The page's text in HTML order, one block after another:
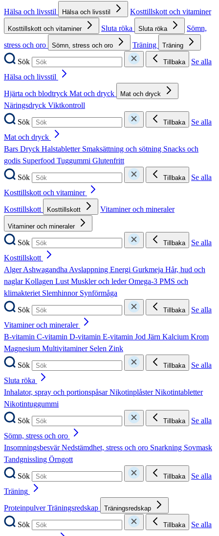
Hälsa och livsstil
Hälsa och livsstil Kosttillskott och vitaminer
Kosttillskott och vitaminer Sluta röka Sluta röka
Sömn,
stress och oro
Sömn, stress och oro Träning Träning
Sök Tillbaka
Se alla
Hälsa och livsstil
Hjärta och blodtryck Mat och dryck Mat och dryck
Näringsdryck Viktkontroll
Sök
Tillbaka
Se alla
Mat och dryck
Bars Dryck Halstabletter Smaksättning och sötning Snacks och
godis Superfood Tuggummi Glutenfritt
Sök
Tillbaka
Se alla
Kosttillskott och vitaminer
Kosttillskott
Kosttillskott Vitaminer och mineraler
Vitaminer och mineraler
Sök Tillbaka
Se alla
Kosttillskott
AlgerAshwagandhaAvslappning Energi Gurkmeja Hår, hud och
naglarKollagen LustMuskler och lederOmega-3 PMS och
klimakteriet Slemhinnor Synförmåga
Sök
Tillbaka
Se alla
Vitaminer och mineraler
B-vitamin C-vitamin D-vitamin E-vitamin Jod Järn Kalcium Krom
Magnesium Multivitaminer Selen Zink
Sök
Tillbaka
Se alla
Sluta röka
Inhalator, spray och portionspåsarNikotinplåsterNikotintabletter
Nikotintuggummi
Sök
Tillbaka
Se alla
Sömn, stress och oro
InsomningsbesvärNedstämdhet, stress och oro Snarkning Sovmask
Tandgnissling Örngott
Sök
Tillbaka
Se alla
Träning
ProteinpulverTräningsredskap Träningsredskap
Sök Tillbaka
Se alla